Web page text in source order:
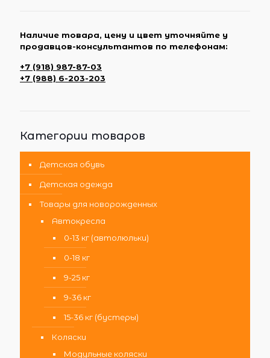
Наличие товара, цену и цвет уточняйте у
продавцов-консультантов по телефонам:
+7 (918) 987-87-03
+7 (988) 6-203-203
Категории товаров
Детская обувь
Детская одежда
Товары для новорожденных
Автокресла
0-13 кг (автолюльки)
0-18 кг
9-25 кг
9-36 кг
15-36 кг (бустеры)
Коляски
Модульные коляски